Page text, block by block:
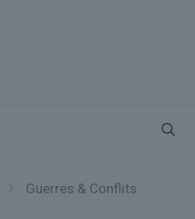
Guerres & Conflits